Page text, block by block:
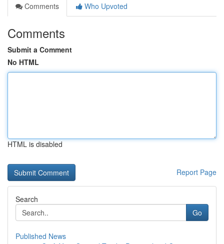
Comments
Who Upvoted
Comments
Submit a Comment
No HTML
HTML is disabled
Report Page
Search
Go
Published News